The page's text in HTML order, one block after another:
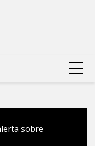
sobre